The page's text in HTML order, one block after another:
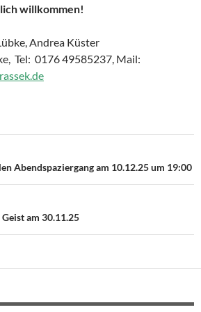
willkommen!
Andrea Küster
Tel: 0176 49585237, Mail:
Abendspaziergang am 10.12.25 um 19:00
am 30.11.25